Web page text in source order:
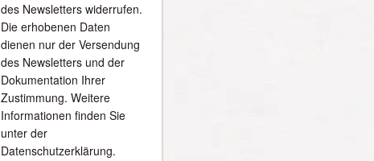
des Newsletters widerrufen.
Die erhobenen Daten
dienen nur der Versendung
des Newsletters und der
Dokumentation Ihrer
Zustimmung. Weitere
Informationen finden Sie
unter der
Datenschutzerklärung.